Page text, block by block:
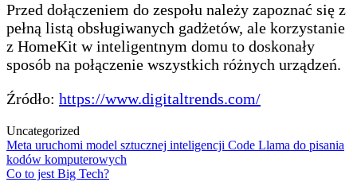
Przed dołączeniem do zespołu należy zapoznać się z
pełną listą obsługiwanych gadżetów, ale korzystanie
z HomeKit w inteligentnym domu to doskonały
sposób na połączenie wszystkich różnych urządzeń.
Źródło: https://www.digitaltrends.com/
Uncategorized
Post
navigation
Meta uruchomi model sztucznej inteligencji Code Llama do pisania
kodów komputerowych
Co to jest Big Tech?